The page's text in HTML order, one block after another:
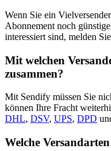
Wenn Sie ein
Abonnement noch
interessiert sind, melden
Mit welchen
zusammen?
Mit Sendify müssen Sie
können Ihre Fracht
DHL, DSV, UPS, DPD
Welche